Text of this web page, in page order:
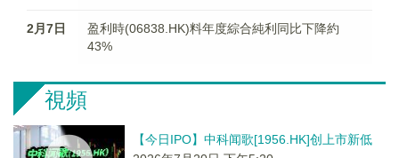
2月7日
盈利時(06838.HK)料年度綜合純利同比下降約
43%
視頻
【今日IPO】中科闻歌[1956.HK]创上市新低